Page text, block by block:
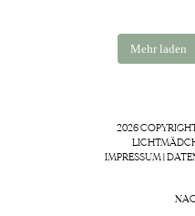
Mehr laden
2026
IMPRESSUM|